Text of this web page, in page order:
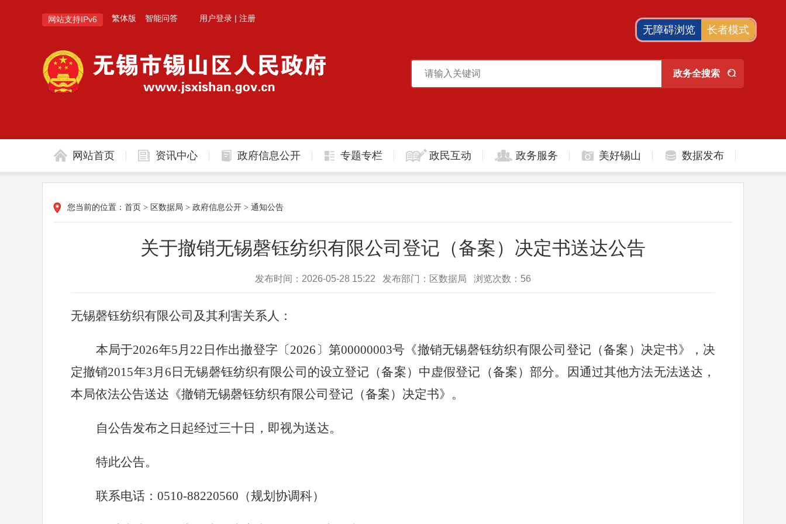
网站支持IPv6 繁体版 智能问答 用户登录 | 注册
网站首页 资讯中心 政府信息公开 专题专栏 政民互动 政务服务 美好锡山 数据发布
您当前的位置： 首页 > 区数据局 > 政府信息公开 > 通知公告
关于撤销无锡磬钰纺织有限公司登记（备案）决定书送达公告
发布时间：2026-05-28 15:22 发布部门：区数据局 浏览次数： 56
无锡磬钰纺织有限公司 及其利害关系人 ：
本局于2026年5月 22 日 作出撤登字〔2026 〕第00000003号 《撤销无锡磬钰纺织有限公司登记（备案）决定书》， 决
定撤销2015年3月 6 日 无锡磬钰纺织有限公司的设立登记（备案） 中虚假登记（备案）部分。
因通过其他方法无法送达，
本局依法公告送达《撤销无锡磬钰纺织有限公司登记（备案）决定书》。
自公告发布之日起经过三十日，即视为送达。
特此公告。
联系电话： 0510-88220560 （规划协调科）
无障碍浏览 长者模式